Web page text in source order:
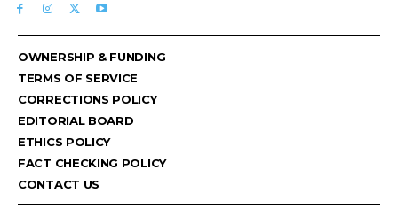
OWNERSHIP & FUNDING
TERMS OF SERVICE
CORRECTIONS POLICY
EDITORIAL BOARD
ETHICS POLICY
FACT CHECKING POLICY
CONTACT US